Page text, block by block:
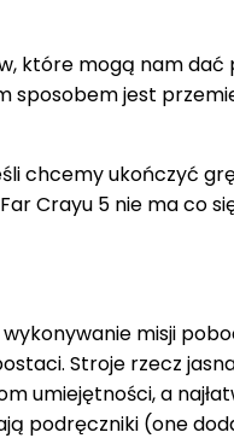
mogą nam
sposobem jest
chcemy ukończyć
Crayu 5 nie ma
misji
Stroje rzecz
umiejętności, a
podręczniki (one